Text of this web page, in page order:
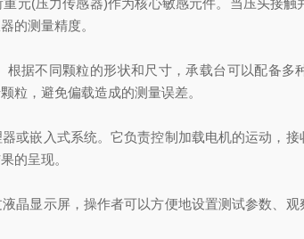
(压力传感器)作为核心敏感元件。当压头接触
的测量精度。
据不同颗粒的形状和尺寸，承载台可以配备
粒，避免偏载造成的测量误差。
嵌入式系统。它负责控制加载电机的运动，
的呈现。
显示屏，操作者可以方便地设置测试参数、